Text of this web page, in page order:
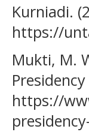
Kurniadi.
https://
Mukti, M.
https://